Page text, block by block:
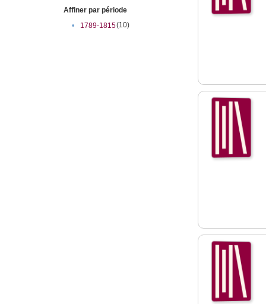
Affiner par période
•
1789-1815(10)